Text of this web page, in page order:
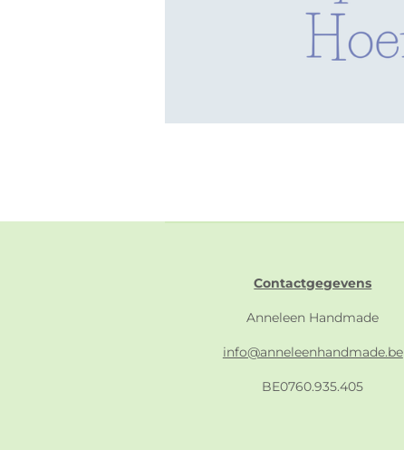
Contactgegevens
Anneleen Handmade
info@anneleenhandmade.be
BE0760.935.405